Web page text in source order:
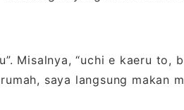
Misalnya, “uchi e kaeru to,
saya langsung makan